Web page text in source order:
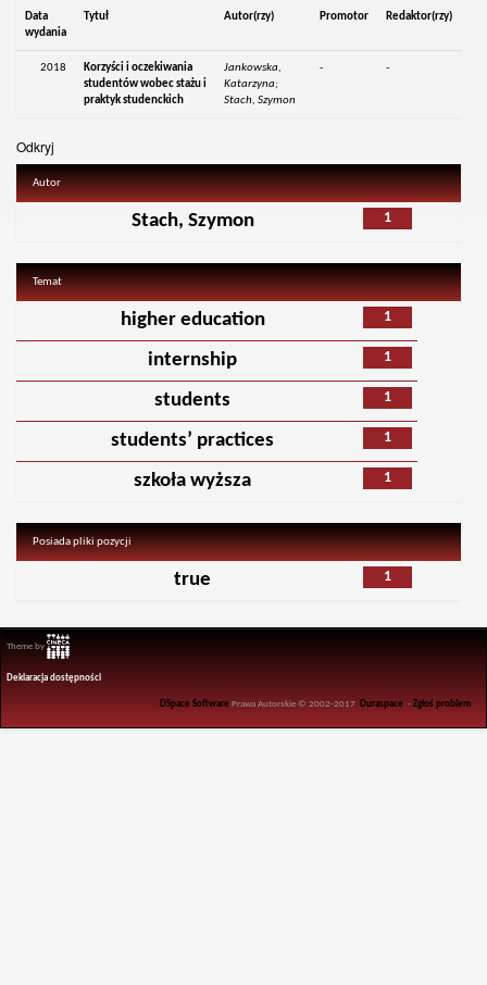
Data
wydania
Tytuł Autor(rzy) Promotor Redaktor(rzy)
2018
Korzyści i oczekiwania
studentów wobec stażu i
praktyk studenckich
Jankowska,
Katarzyna;
Stach, Szymon
- -
Odkryj
Autor
1
Stach, Szymon
Temat
1
higher education
1
internship
1
students
1
students’ practices
1
szkoła wyższa
Posiada pliki pozycji
1
true
Theme by
Deklaracja dostępności
DSpace Software Prawa Autorskie © 2002-2017 Duraspace -Zgłoś problem